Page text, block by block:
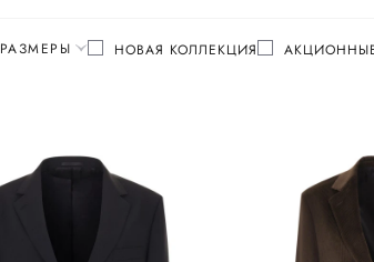
РАЗМЕРЫ НОВАЯ КОЛЛЕКЦИЯ